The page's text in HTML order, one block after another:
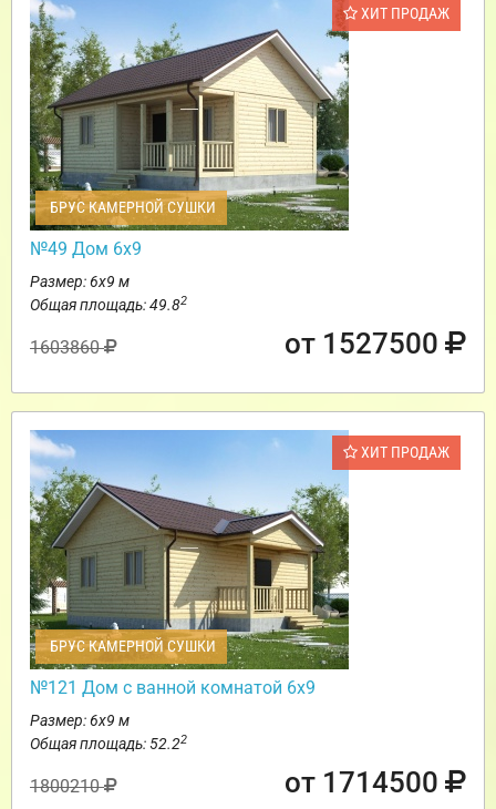
ХИТ ПРОДАЖ
БРУС КАМЕРНОЙ СУШКИ
№49 Дом 6х9
Размер: 6х9 м
Общая площадь: 49.82
1603860 от 1527500
ХИТ ПРОДАЖ
БРУС КАМЕРНОЙ СУШКИ
№121 Дом с ванной комнатой 6х9
Размер: 6х9 м
Общая площадь: 52.22
1800210 от 1714500